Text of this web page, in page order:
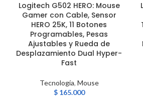
LEER MÁS
Logitech G502 HERO: Mouse
Gamer con Cable, Sensor
HERO 25K, 11 Botones
Programables, Pesas
Ajustables y Rueda de
Desplazamiento Dual Hyper-
Fast
Tecnología, Mouse
$165.000